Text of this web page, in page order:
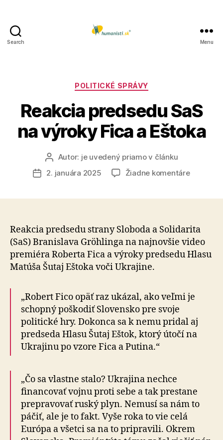
Search Menu
Kategórie
POLITICKÉ SPRÁVY
Reakcia predsedu SaS
na výroky Fica a Eštoka
Autor
článku
Autor: je uvedený priamo v článku
Dátum
2. januára 2025 Žiadne komentárena
výroky
Fica
a
Eštoka
Reakcia predsedu strany Sloboda a Solidarita
(SaS) Branislava Gröhlinga na najnovšie video
premiéra Roberta Fica a výroky predsedu Hlasu
Matúša Šutaj Eštoka voči Ukrajine.
„Robert Fico opäť raz ukázal, ako veľmi je
schopný poškodiť Slovensko pre svoje
politické hry. Dokonca sa k nemu pridal aj
predseda Hlasu Šutaj Eštok, ktorý útočí na
Ukrajinu po vzore Fica a Putina.“
„Čo sa vlastne stalo? Ukrajina nechce
financovať vojnu proti sebe a tak prestane
prepravovať ruský plyn. Nemusí sa nám to
páčiť, ale je to fakt. Vyše roka to vie celá
Európa a všetci sa na to pripravili. Okrem